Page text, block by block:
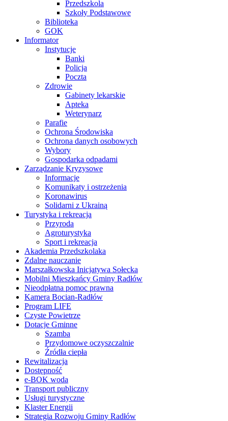
Przedszkola
Szkoły Podstawowe
Biblioteka
GOK
Informator
Instytucje
Banki
Policja
Poczta
Zdrowie
Gabinety lekarskie
Apteka
Weterynarz
Parafie
Ochrona Środowiska
Ochrona danych osobowych
Wybory
Gospodarka odpadami
Zarządzanie Kryzysowe
Informacje
Komunikaty i ostrzeżenia
Koronawirus
Solidarni z Ukrainą
Turystyka i rekreacja
Przyroda
Agroturystyka
Sport i rekreacja
Akademia Przedszkolaka
Zdalne nauczanie
Marszałkowska Inicjatywa Sołecka
Mobilni Mieszkańcy Gminy Radłów
Nieodpłatna pomoc prawna
Kamera Bocian-Radłów
Program LIFE
Czyste Powietrze
Dotacje Gminne
Szamba
Przydomowe oczyszczalnie
Źródła ciepła
Rewitalizacja
Dostępność
e-BOK woda
Transport publiczny
Usługi turystyczne
Klaster Energii
Strategia Rozwoju Gminy Radłów